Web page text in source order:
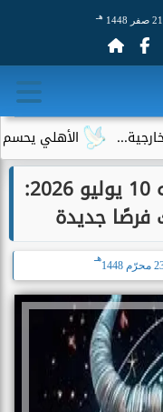
21 صفر 1448 هـ
الأهلي يحسم الجدل
حظك اليوم برج الثور الجمعه 10 يوليو 2026:
فرصًا جديدة
1448
هـ